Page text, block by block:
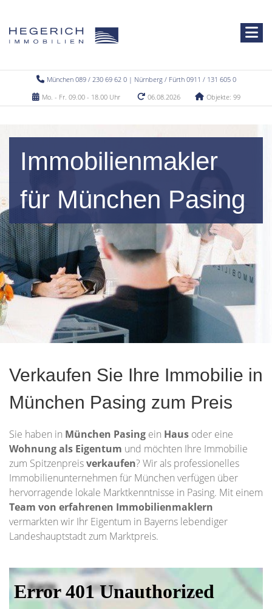
München 089 / 230 69 62 0 | Nürnberg / Fürth 0911 / 131 605 0
Mo. - Fr. 09.00 - 18.00 Uhr
06.08.2026 Objekte: 99
Immobilienmakler
für München Pasing
Verkaufen Sie Ihre Immobilie in
München Pasing zum Preis
Sie haben in München Pasing ein Haus oder eine
Wohnung als Eigentum und möchten Ihre Immobilie
zum Spitzenpreisverkaufen? Wir als professionelles
Immobilienunternehmen für München verfügen über
hervorragende lokale Marktkenntnisse in Pasing. Mit einem
Team von erfahrenen Immobilienmaklern
vermarkten wir Ihr Eigentum in Bayerns lebendiger
Landeshauptstadt zum Marktpreis.